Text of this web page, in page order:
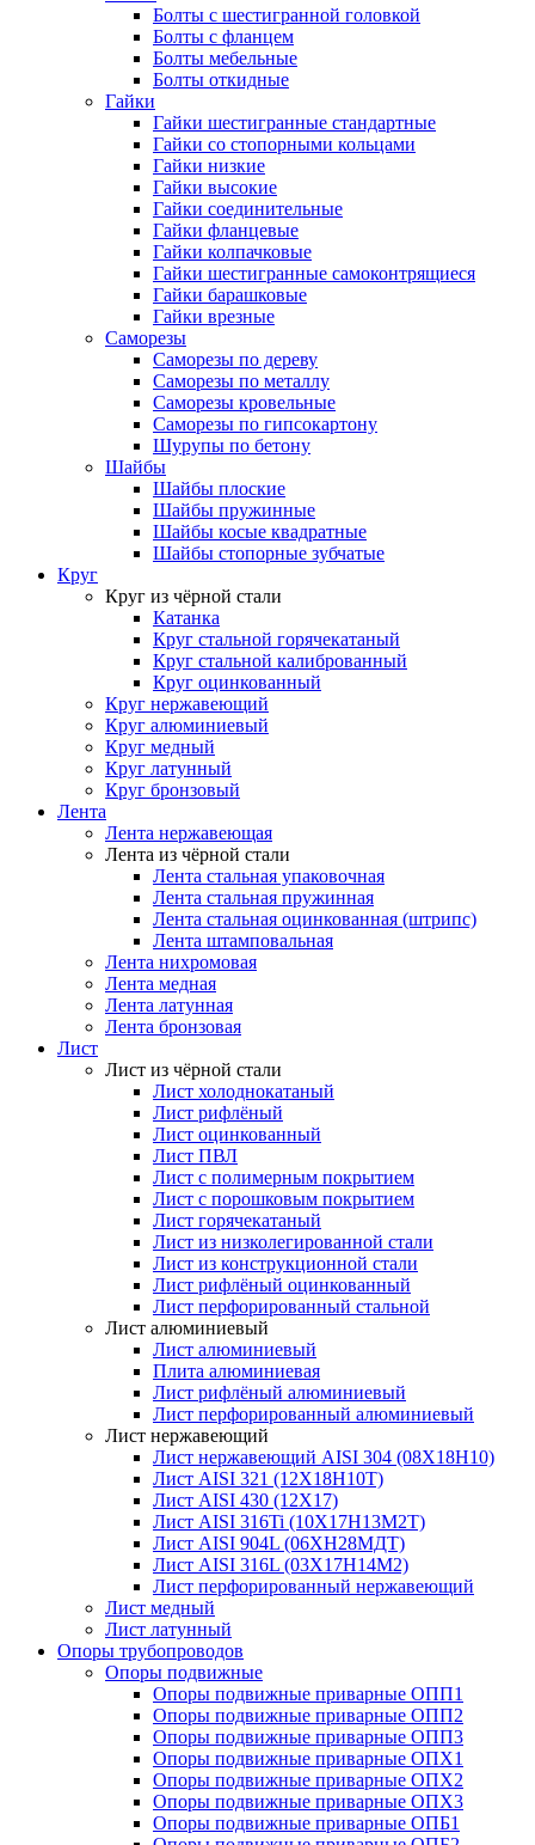
Болты с шестигранной головкой
Болты с фланцем
Болты мебельные
Болты откидные
Гайки
Гайки шестигранные стандартные
Гайки со стопорными кольцами
Гайки низкие
Гайки высокие
Гайки соединительные
Гайки фланцевые
Гайки колпачковые
Гайки шестигранные самоконтрящиеся
Гайки барашковые
Гайки врезные
Саморезы
Саморезы по дереву
Саморезы по металлу
Саморезы кровельные
Саморезы по гипсокартону
Шурупы по бетону
Шайбы
Шайбы плоские
Шайбы пружинные
Шайбы косые квадратные
Шайбы стопорные зубчатые
Круг
Круг из чёрной стали
Катанка
Круг стальной горячекатаный
Круг стальной калиброванный
Круг оцинкованный
Круг нержавеющий
Круг алюминиевый
Круг медный
Круг латунный
Круг бронзовый
Лента
Лента нержавеющая
Лента из чёрной стали
Лента стальная упаковочная
Лента стальная пружинная
Лента стальная оцинкованная (штрипс)
Лента штамповальная
Лента нихромовая
Лента медная
Лента латунная
Лента бронзовая
Лист
Лист из чёрной стали
Лист холоднокатаный
Лист рифлёный
Лист оцинкованный
Лист ПВЛ
Лист с полимерным покрытием
Лист с порошковым покрытием
Лист горячекатаный
Лист из низколегированной стали
Лист из конструкционной стали
Лист рифлёный оцинкованный
Лист перфорированный стальной
Лист алюминиевый
Лист алюминиевый
Плита алюминиевая
Лист рифлёный алюминиевый
Лист перфорированный алюминиевый
Лист нержавеющий
Лист нержавеющий AISI 304 (08Х18Н10)
Лист AISI 321 (12Х18Н10Т)
Лист AISI 430 (12Х17)
Лист AISI 316Ti (10Х17Н13М2Т)
Лист AISI 904L (06ХН28МДТ)
Лист AISI 316L (03Х17Н14М2)
Лист перфорированный нержавеющий
Лист медный
Лист латунный
Опоры трубопроводов
Опоры подвижные
Опоры подвижные приварные ОПП1
Опоры подвижные приварные ОПП2
Опоры подвижные приварные ОПП3
Опоры подвижные приварные ОПХ1
Опоры подвижные приварные ОПХ2
Опоры подвижные приварные ОПХ3
Опоры подвижные приварные ОПБ1